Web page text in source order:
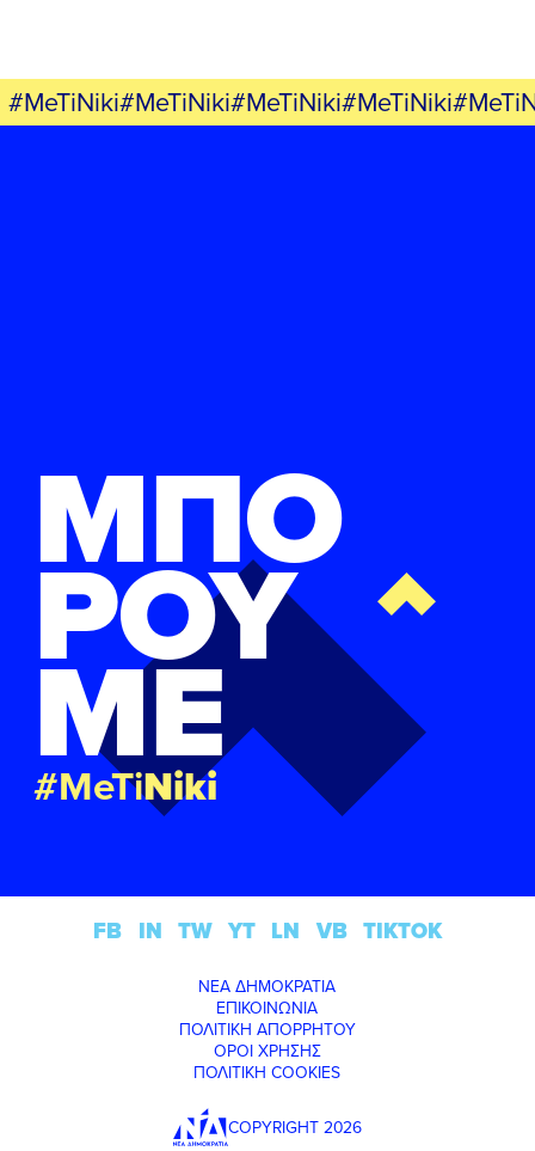
ΜΠΟ
ΡΟΥ
ΜΕ
#MeTiNiki
COPYRIGHT 2026
ΝΕΑ ΔΗΜΟΚΡΑΤΙΑ
ΕΠΙΚΟΙΝΩΝΙΑ
ΠΟΛΙΤΙΚΗ ΑΠΟΡΡΗΤΟΥ
ΟΡΟΙ ΧΡΗΣΗΣ
ΠΟΛΙΤΙΚΗ COOKIES
FB IN TW YT LN VB TIKTOK